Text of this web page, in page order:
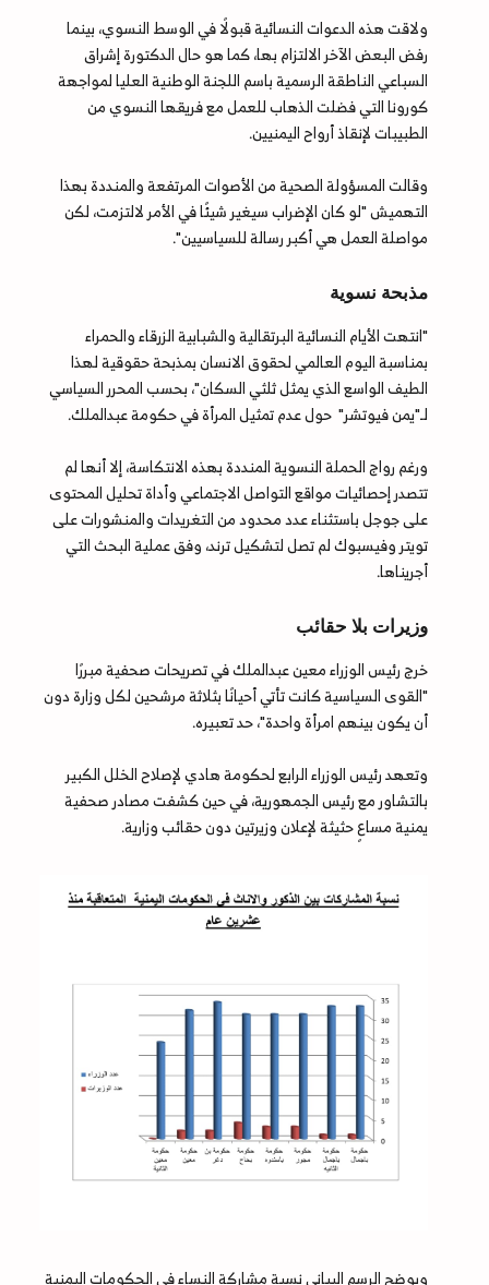
ولاقت هذه الدعوات النسائية قبولًا في الوسط النسوي، بينما
رفض البعض الآخر الالتزام بها، كما هو حال الدكتورة إشراق
السباعي الناطقة الرسمية باسم اللجنة الوطنية العليا لمواجهة
كورونا التي فضلت الذهاب للعمل مع فريقها النسوي من
الطبيبات لإنقاذ أرواح اليمنيين.
وقالت المسؤولة الصحية من الأصوات المرتفعة والمنددة بهذا
التهميش "لو كان الإضراب سيغير شيئًا في الأمر لالتزمت، لكن
مواصلة العمل هي أكبر رسالة للسياسيين".
مذبحة نسوية
"انتهت الأيام النسائية البرتقالية والشبابية الزرقاء والحمراء
بمناسبة اليوم العالمي لحقوق الانسان بمذبحة حقوقية لهذا
الطيف الواسع الذي يمثل ثلثي السكان"، بحسب المحرر السياسي
لـ"يمن فيوتشر" حول عدم تمثيل المرأة في حكومة عبدالملك.
ورغم رواج الحملة النسوية المنددة بهذه الانتكاسة، إلا أنها لم
تتصدر إحصائيات مواقع التواصل الاجتماعي وأداة تحليل المحتوى
على جوجل باستثناء عدد محدود من التغريدات والمنشورات على
تويتر وفيسبوك لم تصل لتشكيل ترند، وفق عملية البحث التي
أجريناها.
وزيرات بلا حقائب
خرج رئيس الوزراء معين عبدالملك في تصريحات صحفية مبررًا
"القوى السياسية كانت تأتي أحيانًا بثلاثة مرشحين لكل وزارة دون
أن يكون بينهم امرأة واحدة"، حد تعبيره.
وتعهد رئيس الوزراء الرابع لحكومة هادي لإصلاح الخلل الكبير
بالتشاور مع رئيس الجمهورية، في حين كشفت مصادر صحفية
يمنية مساعٍ حثيثة لإعلان وزيرتين دون حقائب وزارية.
ويوضح الرسم البياني نسبة مشاركة النساء في الحكومات اليمنية